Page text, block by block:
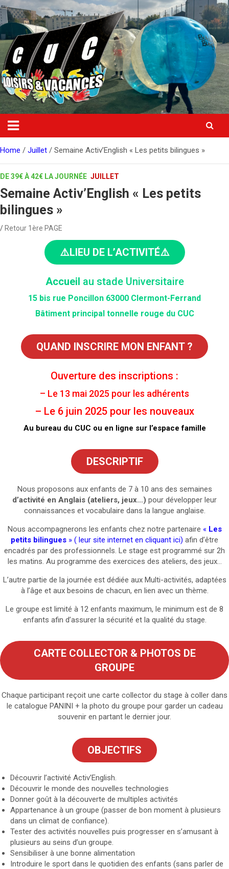
Skip
to
content
Home Juillet Semaine Activ’English « Les petits bilingues »
DE 39€ À 42€ LA JOURNÉE JUILLET
Semaine Activ’English « Les petits
bilingues »
Retour 1ère PAGE
⚠️LIEU DE L’ACTIVITÉ⚠️
Accueil au stade Universitaire
15 bis rue Poncillon 63000 Clermont-Ferrand
Bâtiment principal tonnelle rouge du CUC
QUAND INSCRIRE MON ENFANT ?
Ouverture des inscriptions :
– Le 13 mai 2025 pour les adhérents
– Le 6 juin 2025 pour les nouveaux
Au bureau du CUC ou en ligne sur l’espace famille
DESCRIPTIF
Nous proposons aux enfants de 7 à 10 ans des semaines
d’activité en Anglais (ateliers, jeux…) pour développer leur
connaissances et vocabulaire dans la langue anglaise.
Nous accompagnerons les enfants chez notre partenaire « Les
petits bilingues » ( leur site internet en cliquant ici) afin d’être
encadrés par des professionnels. Le stage est programmé sur 2h
les matins. Au programme des exercices des ateliers, des jeux…
L’autre partie de la journée est dédiée aux Multi-activités, adaptées
à l’âge et aux besoins de chacun, en lien avec un thème.
Le groupe est limité à 12 enfants maximum, le minimum est de 8
enfants afin d’assurer la sécurité et la qualité du stage.
CARTE COLLECTOR & PHOTOS DE
GROUPE
Chaque participant reçoit une carte collector du stage à coller dans
le catalogue PANINI + la photo du groupe pour garder un cadeau
souvenir en partant le dernier jour.
OBJECTIFS
Découvrir l’activité Activ’English.
Découvrir le monde des nouvelles technologies
Donner goût à la découverte de multiples activités
Appartenance à un groupe (passer de bon moment à plusieurs
dans un climat de confiance).
Tester des activités nouvelles puis progresser en s’amusant à
plusieurs au seins d’un groupe.
Sensibiliser à une bonne alimentation
Introduire le sport dans le quotidien des enfants (sans parler de